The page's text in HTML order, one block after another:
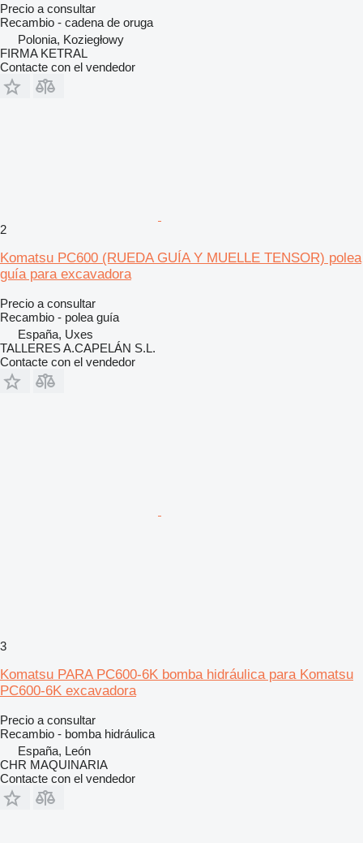
Precio a consultar
Recambio - cadena de oruga
Polonia, Koziegłowy
FIRMA KETRAL
Contacte con el vendedor
2
Komatsu PC600 (RUEDA GUÍA Y MUELLE TENSOR) polea
guía para excavadora
Precio a consultar
Recambio - polea guía
España, Uxes
TALLERES A.CAPELÁN S.L.
Contacte con el vendedor
3
Komatsu PARA PC600-6K bomba hidráulica para Komatsu
PC600-6K excavadora
Precio a consultar
Recambio - bomba hidráulica
España, León
CHR MAQUINARIA
Contacte con el vendedor